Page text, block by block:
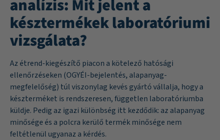
analízis: Mit jelent a
késztermékek laboratóriumi
vizsgálata?
Az étrend-kiegészítő piacon a kötelező hatósági
ellenőrzéseken (OGYÉI-bejelentés, alapanyag-
megfelelőség) túl viszonylag kevés gyártó vállalja, hogy a
készterméket is rendszeresen, független laboratóriumba
küldje. Pedig az igazi különbség itt kezdődik: az alapanyag
minősége és a polcra kerülő termék minősége nem
feltétlenül ugyanaz a kérdés.